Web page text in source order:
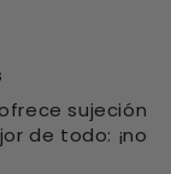
sujeción
de todo: ¡no